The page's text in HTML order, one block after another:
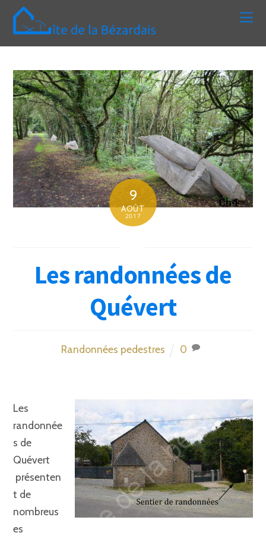
9
AOÛT
2017
Les randonnées de
Quévert
Randonnées pedestres 0
Les
randonnée
s de
Quévert
présenten
t de
nombreus
es